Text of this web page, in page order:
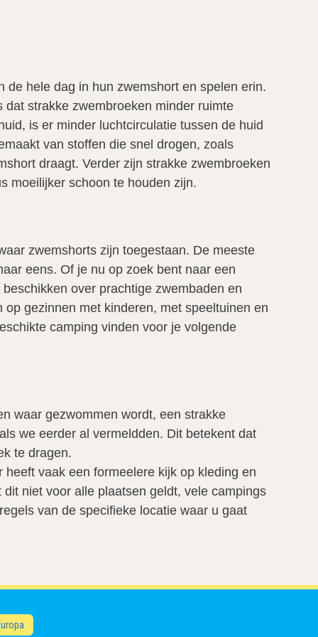
hele dag in hun zwemshort en spelen erin.
strakke zwembroeken minder ruimte
is er minder luchtcirculatie tussen de huid
van stoffen die snel drogen, zoals
draagt. Verder zijn strakke zwembroeken
moeilijker schoon te houden zijn.
zwemshorts zijn toegestaan. De meeste
eens. Of je nu op zoek bent naar een
over prachtige zwembaden en
gezinnen met kinderen, met speeltuinen en
camping vinden voor je volgende
waar gezwommen wordt, een strakke
we eerder al vermeldden. Dit betekent dat
te dragen.
vaak een formeelere kijk op kleding en
niet voor alle plaatsen geldt, vele campings
van de specifieke locatie waar u gaat